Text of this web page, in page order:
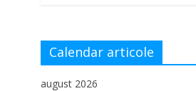
Calendar articole
august 2026